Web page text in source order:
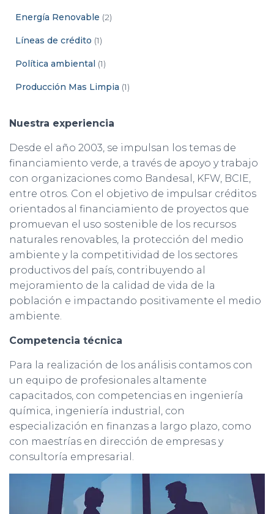
Energía Renovable (2)
Líneas de crédito (1)
Política ambiental (1)
Producción Mas Limpia (1)
Nuestra experiencia
Desde el año 2003, se impulsan los temas de
financiamiento verde, a través de apoyo y trabajo
con organizaciones como Bandesal, KFW, BCIE,
entre otros. Con el objetivo de impulsar créditos
orientados al financiamiento de proyectos que
promuevan el uso sostenible de los recursos
naturales renovables, la protección del medio
ambiente y la competitividad de los sectores
productivos del país, contribuyendo al
mejoramiento de la calidad de vida de la
población e impactando positivamente el medio
ambiente.
Competencia técnica
Para la realización de los análisis contamos con
un equipo de profesionales altamente
capacitados, con competencias en ingeniería
química, ingeniería industrial, con
especialización en finanzas a largo plazo, como
con maestrías en dirección de empresas y
consultoría empresarial.